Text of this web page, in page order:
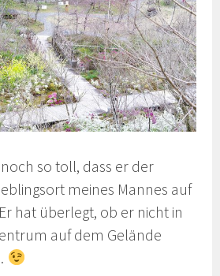
so toll, dass er der
meines Mannes auf
hat überlegt, ob er nicht in
auf dem Gelände